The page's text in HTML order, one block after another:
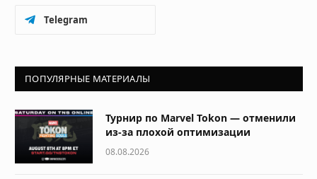
Telegram
ПОПУЛЯРНЫЕ МАТЕРИАЛЫ
Турнир по Marvel Tokon — отменили
из-за плохой оптимизации
08.08.2026